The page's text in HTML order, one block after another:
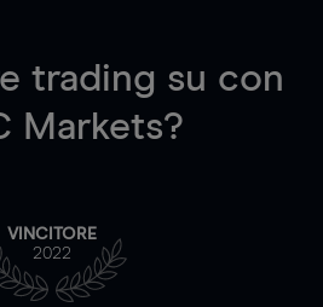
trading su con
Markets?
VINCITORE
2022